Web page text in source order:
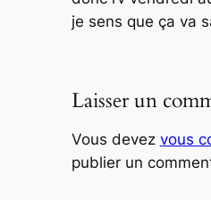
je sens que ça va
Laisser un
Vous devez vous
publier un